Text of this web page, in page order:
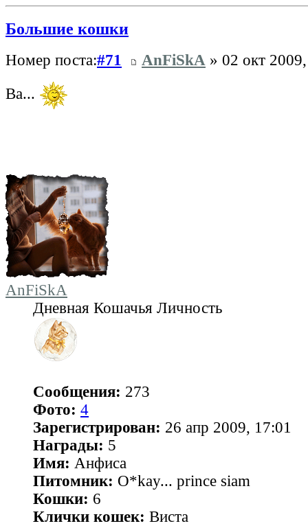
Большие кошки
Номер поста:#71 AnFiSkA » 02 окт
Ва...
AnFiSkA
Дневная Кошачья Личность
Сообщения: 273
Фото: 4
Зарегистрирован: 26 апр 2009, 17:01
Награды: 5
Имя: Анфиса
Питомник: O*kay... prince siam
Кошки: 6
Клички кошек: Виста